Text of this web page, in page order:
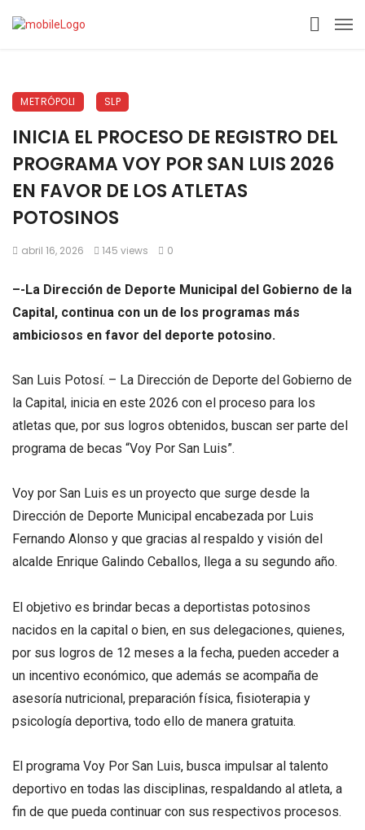
METRÓPOLI SLP
INICIA EL PROCESO DE REGISTRO DEL
PROGRAMA VOY POR SAN LUIS 2026
EN FAVOR DE LOS ATLETAS
POTOSINOS
abril 16, 2026 145 views 0
–-La Dirección de Deporte Municipal del Gobierno de la
Capital, continua con un de los programas más
ambiciosos en favor del deporte potosino.
San Luis Potosí. – La Dirección de Deporte del Gobierno de
la Capital, inicia en este 2026 con el proceso para los
atletas que, por sus logros obtenidos, buscan ser parte del
programa de becas “Voy Por San Luis”.
Voy por San Luis es un proyecto que surge desde la
Dirección de Deporte Municipal encabezada por Luis
Fernando Alonso y que gracias al respaldo y visión del
alcalde Enrique Galindo Ceballos, llega a su segundo año.
El objetivo es brindar becas a deportistas potosinos
nacidos en la capital o bien, en sus delegaciones, quienes,
por sus logros de 12 meses a la fecha, pueden acceder a
un incentivo económico, que además se acompaña de
asesoría nutricional, preparación física, fisioterapia y
psicología deportiva, todo ello de manera gratuita.
El programa Voy Por San Luis, busca impulsar al talento
deportivo en todas las disciplinas, respaldando al atleta, a
fin de que pueda continuar con sus respectivos procesos.